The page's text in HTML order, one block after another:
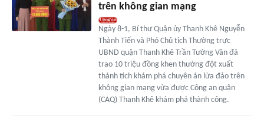
trên không gian mạng
Ngày 8-1, Bí thư Quận ủy Thanh Khê Nguyễn
Thành Tiến và Phó Chủ tịch Thường trực
UBND quận Thanh Khê Trần Tường Vân đã
trao 10 triệu đồng khen thưởng đột xuất
thành tích khám phá chuyên án lừa đảo trên
không gian mạng vừa được Công an quận
(CAQ) Thanh Khê khám phá thành công.